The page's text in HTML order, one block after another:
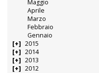
Maggio
Aprile
Marzo
Febbraio
Gennaio
2015
2014
2013
2012